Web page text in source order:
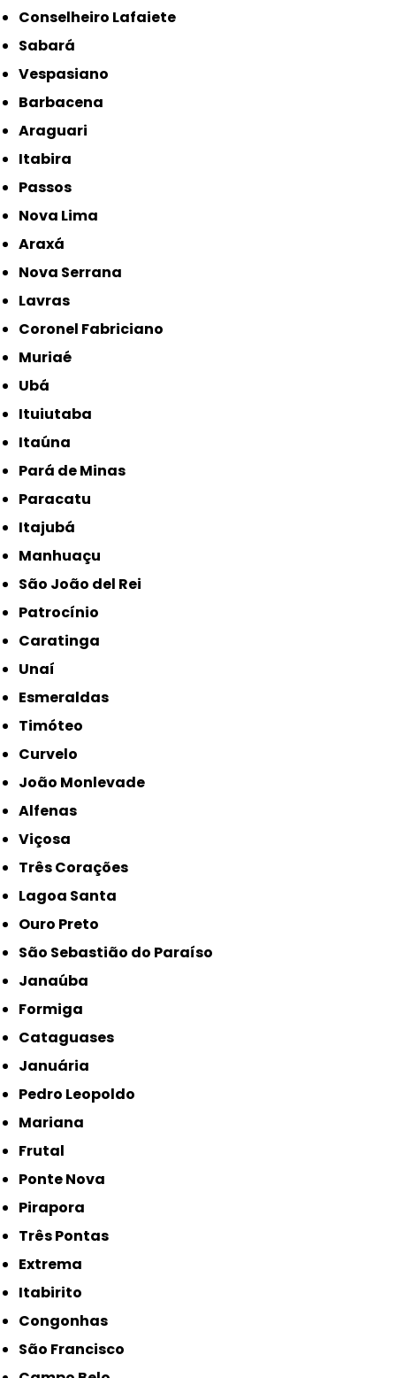
Conselheiro Lafaiete
Sabará
Vespasiano
Barbacena
Araguari
Itabira
Passos
Nova Lima
Araxá
Nova Serrana
Lavras
Coronel Fabriciano
Muriaé
Ubá
Ituiutaba
Itaúna
Pará de Minas
Paracatu
Itajubá
Manhuaçu
São João del Rei
Patrocínio
Caratinga
Unaí
Esmeraldas
Timóteo
Curvelo
João Monlevade
Alfenas
Viçosa
Três Corações
Lagoa Santa
Ouro Preto
São Sebastião do Paraíso
Janaúba
Formiga
Cataguases
Januária
Pedro Leopoldo
Mariana
Frutal
Ponte Nova
Pirapora
Três Pontas
Extrema
Itabirito
Congonhas
São Francisco